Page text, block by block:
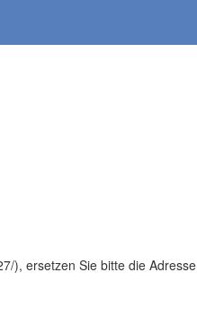
), ersetzen Sie bitte die Adresse